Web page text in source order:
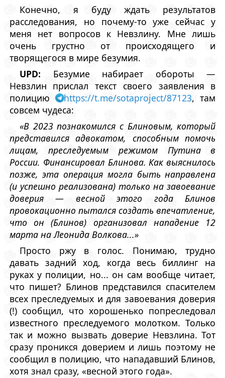
Конечно, я буду ждать результатов
расследования, но почему-то уже сейчас у
меня нет вопросов к Невзлину. Мне лишь
очень грустно от происходящего и
творящегося в мире безумия.
UPD: Безумие набирает обороты —
Невзлин прислал текст своего заявления в
полицию
https://t.me/sotaproject/87123, там
совсем чудеса:
«В 2023 познакомился с Блиновым, который
представился адвокатом, способным помочь
лицам, преследуемым режимом Путина в
России. Финансировал Блинова. Как выяснилось
позже, эта операция могла быть направлена
(и успешно реализована) только на завоевание
доверия — весной этого года Блинов
провокационно пытался создать впечатление,
что он (Блинов) организовал нападение 12
марта на Леонида Волкова...»
Просто ржу в голос. Понимаю, трудно
давать задний ход, когда весь биллинг на
руках у полиции, но... он сам вообще читает,
что пишет? Блинов представился спасителем
всех преследуемых и для завоевания доверия
(!) сообщил, что хорошенько попреследовал
известного преследуемого молотком. Только
так и можно вызвать доверие Невзлина. Тот
сразу проникся доверием и лишь поэтому не
сообщил в полицию, что нападавший Блинов,
хотя знал сразу, «весной этого года».